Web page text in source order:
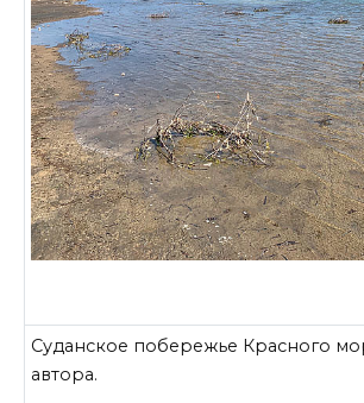
Суданское побережье Красного
автора.